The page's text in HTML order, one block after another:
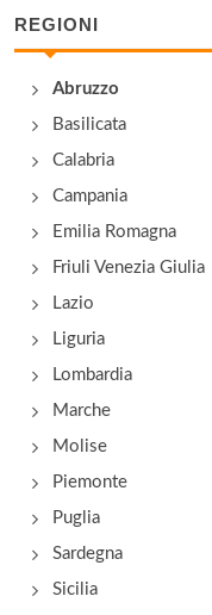
REGIONI
Abruzzo
Basilicata
Calabria
Campania
Emilia Romagna
Friuli Venezia Giulia
Lazio
Liguria
Lombardia
Marche
Molise
Piemonte
Puglia
Sardegna
Sicilia